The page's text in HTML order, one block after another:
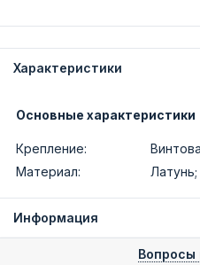
Характеристики
Основные характеристики
Крепление:
Материал:
Информация
Вопросы